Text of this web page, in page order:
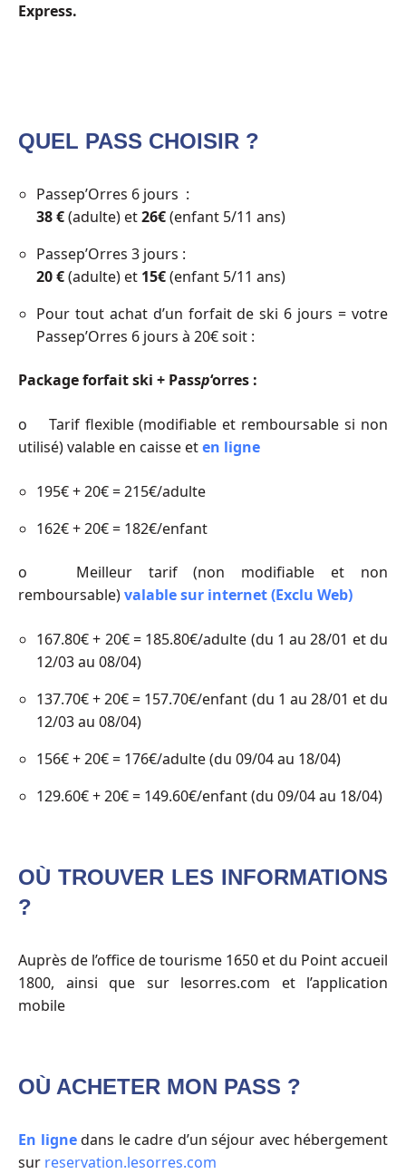
Express.
QUEL PASS CHOISIR ?
Passep’Orres 6 jours :
38 €(adulte) et26€(enfant 5/11 ans)
Passep’Orres 3 jours :
20 €(adulte) et 15€(enfant 5/11 ans)
Pour tout achat d’un forfait de ski 6 jours = votre
Passep’Orres 6 jours à 20€ soit :
Package forfait ski + Passp‘orres :
o Tarif flexible (modifiable et remboursable si non
utilisé) valable en caisse eten ligne
195€ + 20€ = 215€/adulte
162€ + 20€ = 182€/enfant
o Meilleur tarif (non modifiable et non
remboursable)valable sur internet (Exclu Web)
167.80€ + 20€ = 185.80€/adulte (du 1 au 28/01 et du
12/03 au 08/04)
137.70€ + 20€ = 157.70€/enfant (du 1 au 28/01 et du
12/03 au 08/04)
156€ + 20€ = 176€/adulte (du 09/04 au 18/04)
129.60€ + 20€ = 149.60€/enfant (du 09/04 au 18/04)
OÙ TROUVER LES INFORMATIONS
?
Auprès de l’office de tourisme 1650 et du Point accueil
1800, ainsi que sur lesorres.com et l’application
mobile
OÙ ACHETER MON PASS ?
En lignedans le cadre d’un séjour avec hébergement
sur reservation.lesorres.com